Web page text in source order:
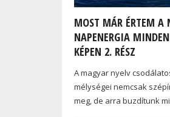
MOST MÁR ÉRTEM A
NAPENERGIA
KÉPEN 2. RÉSZ
A magyar nyelv
mélységei nemcsak
meg, de arra buzdítunk